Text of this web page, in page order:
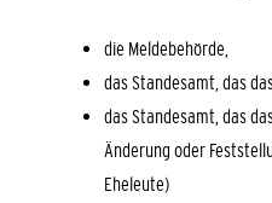
die Meldebehörde,
das Standesamt, das
das Standesamt, das
Änderung oder
Eheleute)